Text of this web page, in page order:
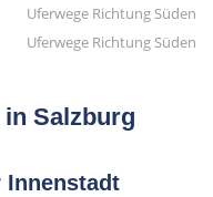
Uferwege Richtung Süden
Salzburg
Innenstadt